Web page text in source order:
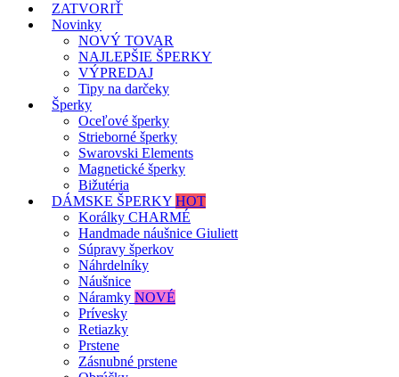
ZATVORIŤ
Novinky
NOVÝ TOVAR
NAJLEPŠIE ŠPERKY
VÝPREDAJ
Tipy na darčeky
Šperky
Oceľové šperky
Strieborné šperky
Swarovski Elements
Magnetické šperky
Bižutéria
DÁMSKE ŠPERKY HOT
Korálky CHARMÉ
Handmade náušnice Giuliett
Súpravy šperkov
Náhrdelníky
Náušnice
Náramky NOVÉ
Prívesky
Retiazky
Prstene
Zásnubné prstene